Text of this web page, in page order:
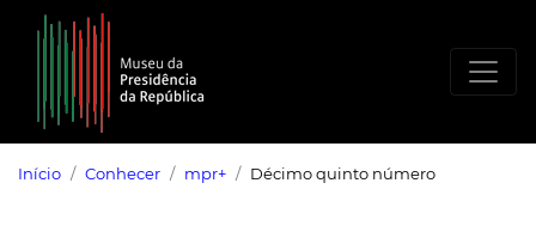
Saltar para o conteúdo principal
Início Conhecer mpr+ Décimo quinto número